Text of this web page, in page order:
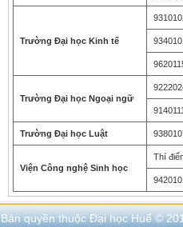
Trường Đại học Kinh tế
Trường Đại học Ngoại ngữ
Trường Đại học Luật
Viện Công nghệ Sinh học
Thí
Bản quyền thuộc Đại học Huế ©